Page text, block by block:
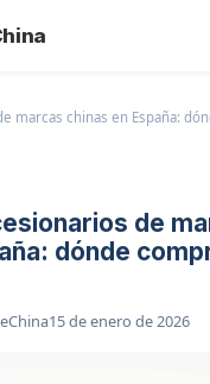
marcas chinas en España:
de
dónde
15 de enero de 2026